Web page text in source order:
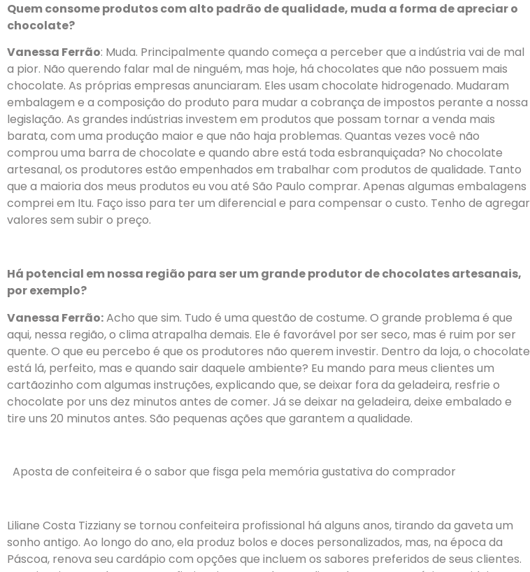
Quem consome produtos com alto padrão de qualidade, muda a forma de apreciar o
chocolate?
Vanessa Ferrão: Muda. Principalmente quando começa a perceber que a indústria vai de mal
a pior. Não querendo falar mal de ninguém, mas hoje, há chocolates que não possuem mais
chocolate. As próprias empresas anunciaram. Eles usam chocolate hidrogenado. Mudaram
embalagem e a composição do produto para mudar a cobrança de impostos perante a nossa
legislação. As grandes indústrias investem em produtos que possam tornar a venda mais
barata, com uma produção maior e que não haja problemas. Quantas vezes você não
comprou uma barra de chocolate e quando abre está toda esbranquiçada? No chocolate
artesanal, os produtores estão empenhados em trabalhar com produtos de qualidade. Tanto
que a maioria dos meus produtos eu vou até São Paulo comprar. Apenas algumas embalagens
comprei em Itu. Faço isso para ter um diferencial e para compensar o custo. Tenho de agregar
valores sem subir o preço.
Há potencial em nossa região para ser um grande produtor de chocolates artesanais,
por exemplo?
Vanessa Ferrão:Acho que sim. Tudo é uma questão de costume. O grande problema é que
aqui, nessa região, o clima atrapalha demais. Ele é favorável por ser seco, mas é ruim por ser
quente. O que eu percebo é que os produtores não querem investir. Dentro da loja, o chocolate
está lá, perfeito, mas e quando sair daquele ambiente? Eu mando para meus clientes um
cartãozinho com algumas instruções, explicando que, se deixar fora da geladeira, resfrie o
chocolate por uns dez minutos antes de comer. Já se deixar na geladeira, deixe embalado e
tire uns 20 minutos antes. São pequenas ações que garantem a qualidade.
Aposta de confeiteira é o sabor que fisga pela memória gustativa do comprador
Liliane Costa Tizziany se tornou confeiteira profissional há alguns anos, tirando da gaveta um
sonho antigo. Ao longo do ano, ela produz bolos e doces personalizados, mas, na época da
Páscoa, renova seu cardápio com opções que incluem os sabores preferidos de seus clientes.